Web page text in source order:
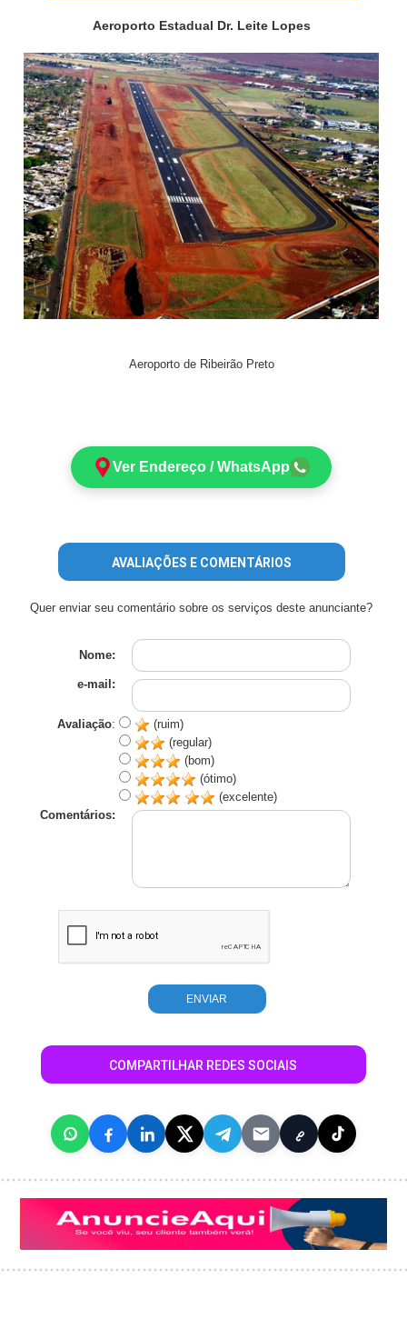
Aeroporto Estadual Dr. Leite Lopes
Aeroporto de Ribeirão Preto
Ver Endereço / WhatsApp
AVALIAÇÕES E COMENTÁRIOS
Quer enviar seu comentário sobre os serviços deste anunciante?
Nome:
e-mail:
Avaliação:
(ruim)
(regular)
(bom)
(ótimo)
(excelente)
Comentários:
COMPARTILHAR REDES SOCIAIS